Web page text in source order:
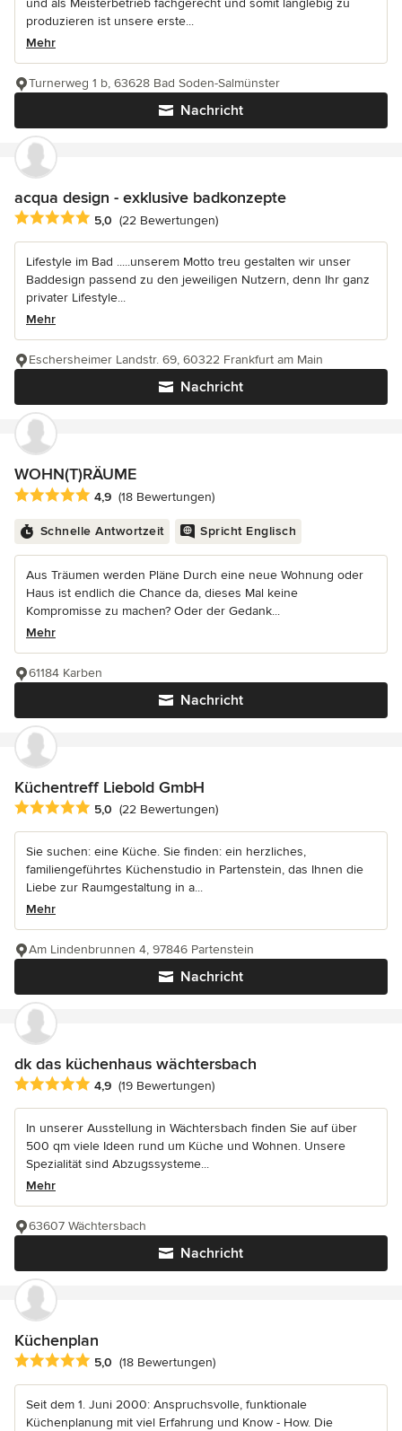
und als Meisterbetrieb fachgerecht und somit langlebig zu
produzieren ist unsere erste...
Mehr
Nachricht
Turnerweg 1 b, 63628 Bad Soden-Salmünster
acqua design - exklusive badkonzepte
Durchschnittliche Bewertung: 5 von 5 Sternen
5,0 (22 Bewertungen)
Lifestyle im Bad .....unserem Motto treu gestalten wir unser
Baddesign passend zu den jeweiligen Nutzern, denn Ihr ganz
privater Lifestyle...
Mehr
Nachricht
Eschersheimer Landstr. 69, 60322 Frankfurt am Main
WOHN(T)RÄUME
Durchschnittliche Bewertung: 4.9 von 5 Sternen
4,9 (18 Bewertungen)
Schnelle Antwortzeit Spricht Englisch
Aus Träumen werden Pläne Durch eine neue Wohnung oder
Haus ist endlich die Chance da, dieses Mal keine
Kompromisse zu machen? Oder der Gedank...
Mehr
Nachricht
61184 Karben
Küchentreff Liebold GmbH
Durchschnittliche Bewertung: 5 von 5 Sternen
5,0 (22 Bewertungen)
Sie suchen: eine Küche. Sie finden: ein herzliches,
familiengeführtes Küchenstudio in Partenstein, das Ihnen die
Liebe zur Raumgestaltung in a...
Mehr
Nachricht
Am Lindenbrunnen 4, 97846 Partenstein
dk das küchenhaus wächtersbach
Durchschnittliche Bewertung: 4.9 von 5 Sternen
4,9 (19 Bewertungen)
In unserer Ausstellung in Wächtersbach finden Sie auf über
500 qm viele Ideen rund um Küche und Wohnen. Unsere
Spezialität sind Abzugssysteme...
Mehr
Nachricht
63607 Wächtersbach
Küchenplan
Durchschnittliche Bewertung: 5 von 5 Sternen
5,0 (18 Bewertungen)
Seit dem 1. Juni 2000: Anspruchsvolle, funktionale
Küchenplanung mit viel Erfahrung und Know - How. Die